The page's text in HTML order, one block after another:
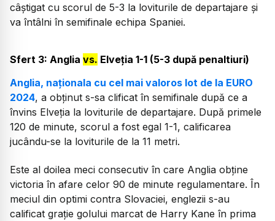
câștigat cu scorul de 5-3 la loviturile de departajare și
va întâlni în semifinale echipa Spaniei.
Sfert 3: Anglia vs. Elveția 1-1 (5-3 după penaltiuri)
Anglia, naționala cu cel mai valoros lot de la EURO
2024, a obținut s-sa clificat în semifinale după ce a
învins Elveția la loviturile de departajare. După primele
120 de minute, scorul a fost egal 1-1, calificarea
jucându-se la loviturile de la 11 metri.
Este al doilea meci consecutiv în care Anglia obține
victoria în afare celor 90 de minute regulamentare. În
meciul din optimi contra Slovaciei, englezii s-au
calificat grație golului marcat de Harry Kane în prima